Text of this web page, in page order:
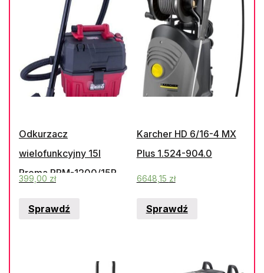
Odkurzacz
wielofunkcyjny 15l
Proma PPM-1200/15R
399,00 zł
Sprawdź
Karcher HD 6/16-4 MX
Plus 1.524-904.0
6648,15 zł
Sprawdź